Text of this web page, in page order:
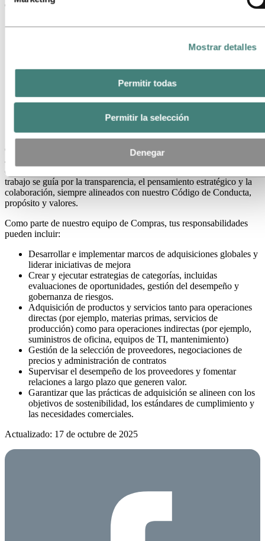
Mostrar detalles
Permitir todas
Permitir la selección
Denegar
eficiente y responsable.
Gestionamos las relaciones con los proveedores, negociamos
acuerdos basados en valor y contribuimos a la resiliencia y
competitividad de nuestra cadena de suministro global. Nuestro
trabajo se guía por la transparencia, el pensamiento estratégico y la
colaboración, siempre alineados con nuestro Código de Conducta,
propósito y valores.
Como parte de nuestro equipo de Compras, tus responsabilidades
pueden incluir:
Desarrollar e implementar marcos de adquisiciones globales y
liderar iniciativas de mejora
Crear y ejecutar estrategias de categorías, incluidas
evaluaciones de oportunidades, gestión del desempeño y
gobernanza de riesgos.
Adquisición de productos y servicios tanto para operaciones
directas (por ejemplo, materias primas, servicios de
producción) como para operaciones indirectas (por ejemplo,
suministros de oficina, equipos de TI, mantenimiento)
Gestión de la selección de proveedores, negociaciones de
precios y administración de contratos
Supervisar el desempeño de los proveedores y fomentar
relaciones a largo plazo que generen valor.
Garantizar que las prácticas de adquisición se alineen con los
objetivos de sostenibilidad, los estándares de cumplimiento y
las necesidades comerciales.
Actualizado: 17 de octubre de 2025